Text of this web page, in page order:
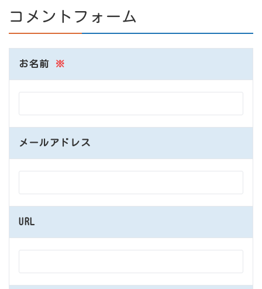
コメントフォーム
お名前 ※
メールアドレス
URL